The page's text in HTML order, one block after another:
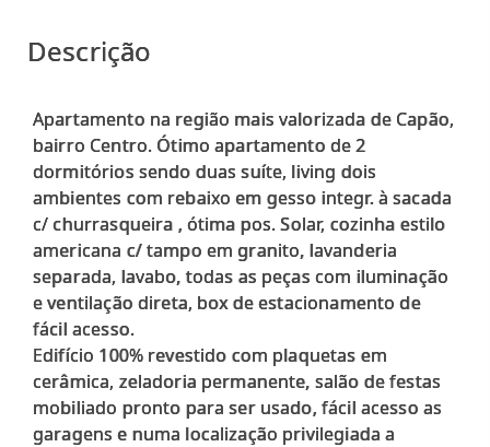
Descrição
Apartamento na região mais valorizada de Capão,
bairro Centro. Ótimo apartamento de 2
dormitórios sendo duas suíte, living dois
ambientes com rebaixo em gesso integr. à sacada
c/ churrasqueira , ótima pos. Solar, cozinha estilo
americana c/ tampo em granito, lavanderia
separada, lavabo, todas as peças com iluminação
e ventilação direta, box de estacionamento de
fácil acesso.
Edifício 100% revestido com plaquetas em
cerâmica, zeladoria permanente, salão de festas
mobiliado pronto para ser usado, fácil acesso as
garagens e numa localização privilegiada a